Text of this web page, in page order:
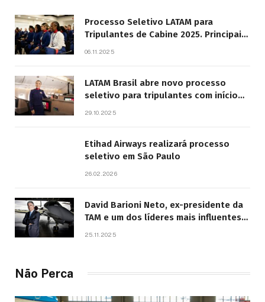
Processo Seletivo LATAM para
Tripulantes de Cabine 2025. Principais
06.11.2025
LATAM Brasil abre novo processo
seletivo para tripulantes com início
29.10.2025
Etihad Airways realizará processo
seletivo em São Paulo
26.02.2026
David Barioni Neto, ex-presidente da
TAM e um dos líderes mais influentes
25.11.2025
Não Perca